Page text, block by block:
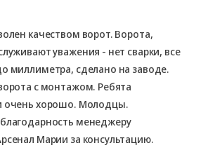
качеством ворот. Ворота,
уважения - нет сварки, все
миллиметра, сделано на заводе.
с монтажом. Ребята
очень хорошо. Молодцы.
менеджеру
Марии за консультацию.